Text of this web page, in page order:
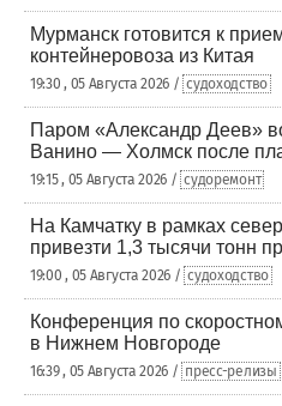
Мурманск готовится к
контейнеровоза из Китая
19:30 , 05 Августа 2026 / судоходство
Паром «Александр Деев»
Ванино — Холмск после
19:15 , 05 Августа 2026 / судоремонт
На Камчатку в рамках
привезти 1,3 тысячи тонн
19:00 , 05 Августа 2026 / судоходство
Конференция по
в Нижнем Новгороде
16:39 , 05 Августа 2026 / пресс-релизы